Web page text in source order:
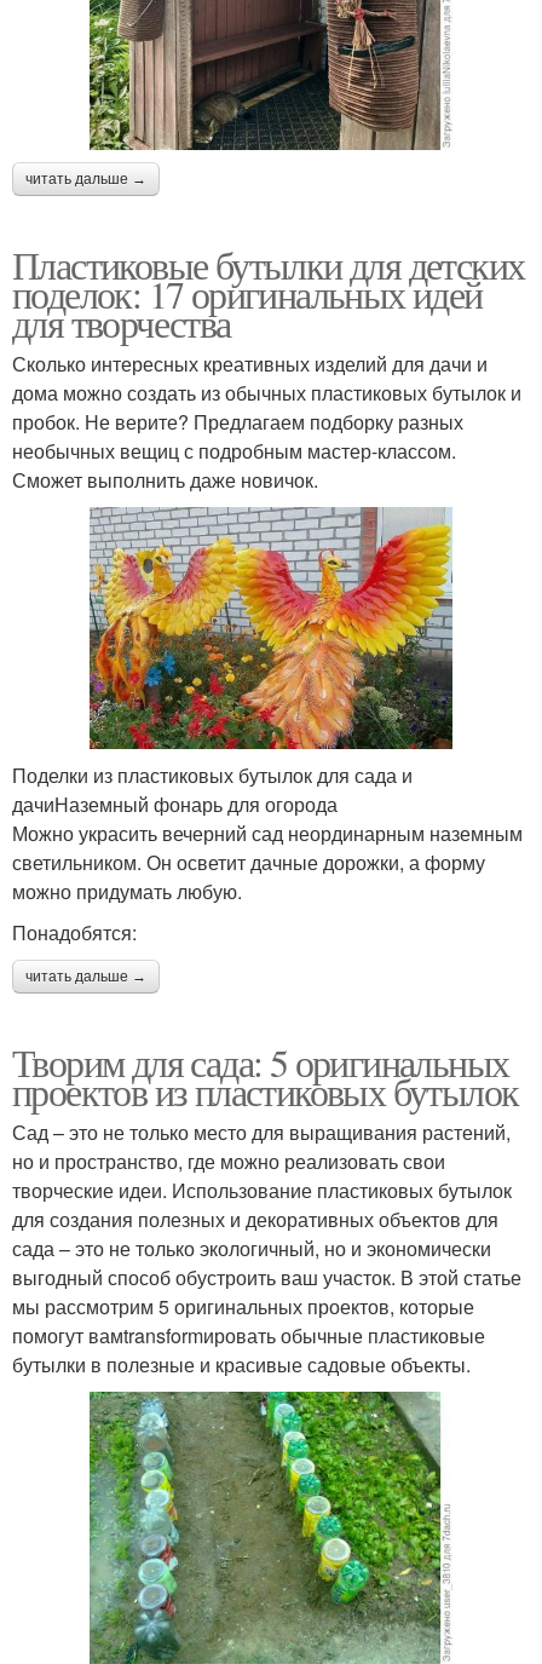
читать дальше →
Пластиковые бутылки для детских
поделок: 17 оригинальных идей
для творчества
Сколько интересных креативных изделий для дачи и
дома можно создать из обычных пластиковых бутылок и
пробок. Не верите? Предлагаем подборку разных
необычных вещиц с подробным мастер-классом.
Сможет выполнить даже новичок.
Поделки из пластиковых бутылок для сада и
дачиНаземный фонарь для огорода
Можно украсить вечерний сад неординарным наземным
светильником. Он осветит дачные дорожки, а форму
можно придумать любую.
Понадобятся:
читать дальше →
Творим для сада: 5 оригинальных
проектов из пластиковых бутылок
Сад – это не только место для выращивания растений,
но и пространство, где можно реализовать свои
творческие идеи. Использование пластиковых бутылок
для создания полезных и декоративных объектов для
сада – это не только экологичный, но и экономически
выгодный способ обустроить ваш участок. В этой статье
мы рассмотрим 5 оригинальных проектов, которые
помогут вамtransformировать обычные пластиковые
бутылки в полезные и красивые садовые объекты.